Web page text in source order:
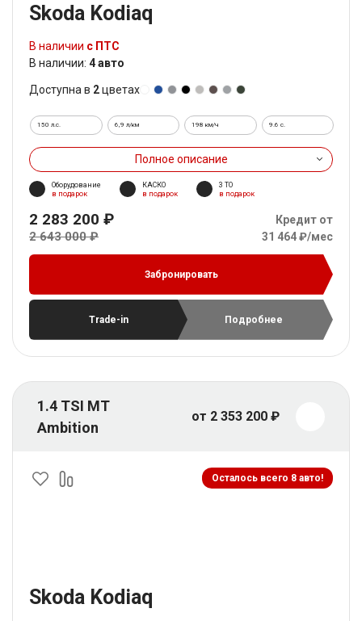
Skoda Kodiaq
В наличии с ПТС
В наличии: 4 авто
Доступна в 2цветах
150 л.с. 6,9 л/км 198 км/ч 9.6 c.
Полное описание
Оборудование
в подарок
КАСКО
в подарок
3 ТО
в подарок
2 283 200 ₽
2 643 000 ₽
Кредит от
31 464 ₽/мес
Забронировать
Trade-in Подробнее
1.4 TSI MT
Ambition
от 2 353 200 ₽
Осталось всего 8 авто!
Skoda Kodiaq